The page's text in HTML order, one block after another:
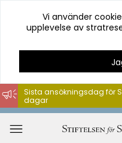
Hoppa
till
innehåll
Vi använder
upplevelse av
Sista ansökningsdag för
dagar